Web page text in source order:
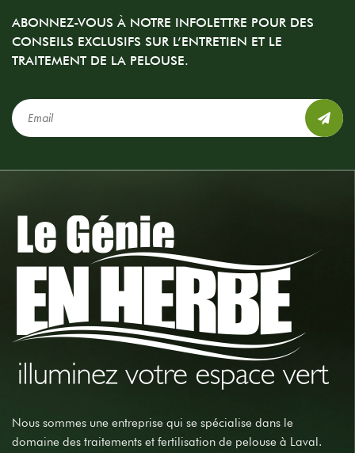
ABONNEZ-VOUS À NOTRE INFOLETTRE POUR DES
CONSEILS EXCLUSIFS SUR L’ENTRETIEN ET LE
TRAITEMENT DE LA PELOUSE.
Nous sommes une entreprise qui se spécialise dans le
domaine des traitements et fertilisation de pelouse à Laval.